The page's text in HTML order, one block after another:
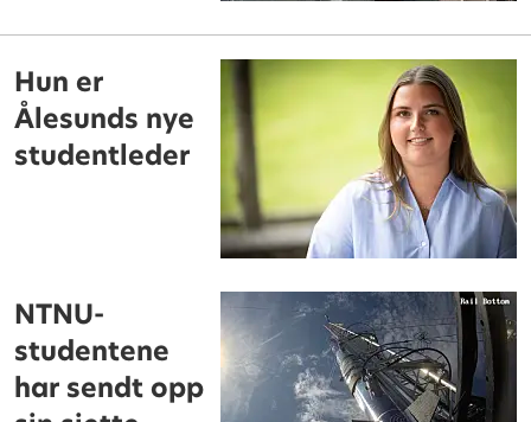
Hun er
Ålesunds nye
studentleder
NTNU-
studentene
har sendt opp